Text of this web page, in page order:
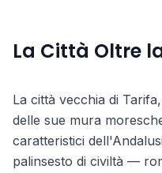
La Città Oltre
La città vecchia di
delle sue mura
caratteristici
palinsesto di civiltà —